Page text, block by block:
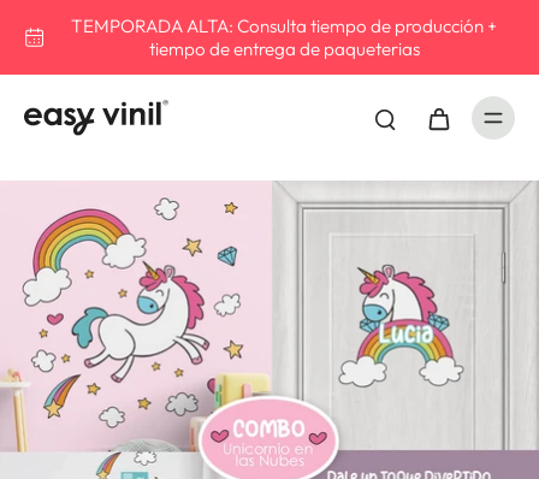
TEMPORADA ALTA: Consulta tiempo de producción +
tiempo de entrega de paqueterias